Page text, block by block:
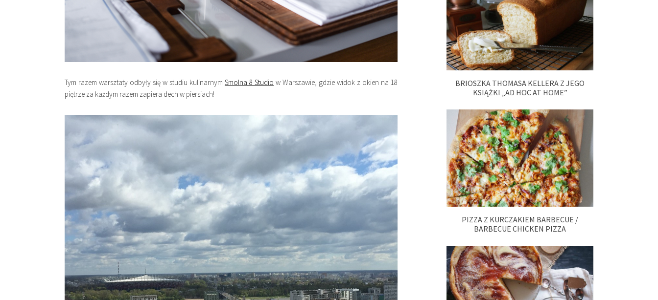
Tym razem warsztaty odbyły się w studiu kulinarnym Smolna 8 Studio w Warszawie, gdzie widok z okien na 18
piętrze za każdym razem zapiera dech w piersiach!
BRIOSZKA THOMASA KELLERA Z JEGO
KSIĄŻKI „AD HOC AT HOME”
PIZZA Z KURCZAKIEM BARBECUE /
BARBECUE CHICKEN PIZZA